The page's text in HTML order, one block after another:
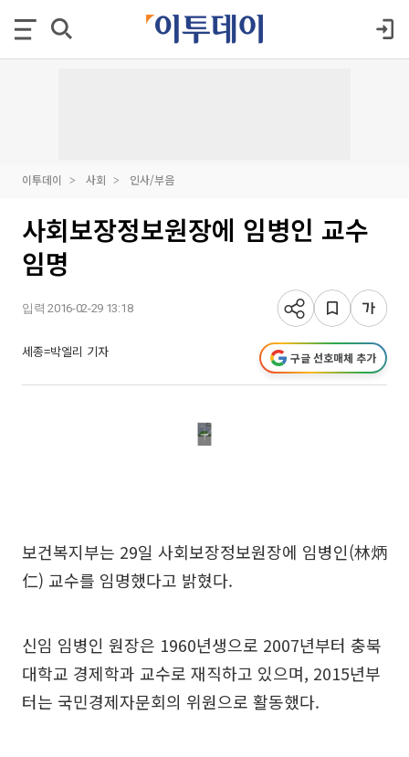
이투데이 사회 인사/부음
사회보장정보원장에 임병인 교수
임명
입력 2016-02-29 13:18
세종=박엘리 기자 구글 선호매체 추가
보건복지부는 29일 사회보장정보원장에 임병인(林炳
仁) 교수를 임명했다고 밝혔다.
신임 임병인 원장은 1960년생으로 2007년부터 충북
대학교 경제학과 교수로 재직하고 있으며, 2015년부
터는 국민경제자문회의 위원으로 활동했다.